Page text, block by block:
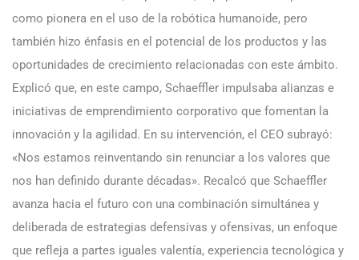
como pionera en el uso de la robótica humanoide, pero
también hizo énfasis en el potencial de los productos y las
oportunidades de crecimiento relacionadas con este ámbito.
Explicó que, en este campo, Schaeffler impulsaba alianzas e
iniciativas de emprendimiento corporativo que fomentan la
innovación y la agilidad. En su intervención, el CEO subrayó:
«Nos estamos reinventando sin renunciar a los valores que
nos han definido durante décadas». Recalcó que Schaeffler
avanza hacia el futuro con una combinación simultánea y
deliberada de estrategias defensivas y ofensivas, un enfoque
que refleja a partes iguales valentía, experiencia tecnológica y